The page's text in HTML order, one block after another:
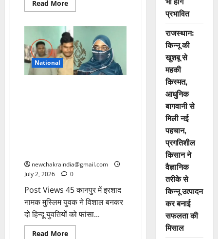
Read More
National
newchakraindia@gmail.com
July 2, 2026
0
Post Views 45 कानपुर में इरशाद
नामक मुस्लिम युवक ने विशाल बनकर
दो हिन्दू युवतियों को फांसा...
Read More
प्रभावित
राजस्थान:
किन्नू की
खुशबू से
महकी
किस्मत,
आधुनिक
बागवानी से
मिली नई
पहचान,
प्रगतिशील
किसान ने
वैज्ञानिक
तरीके से
किन्नू उत्पादन
कर बनाई
सफलता की
मिसाल